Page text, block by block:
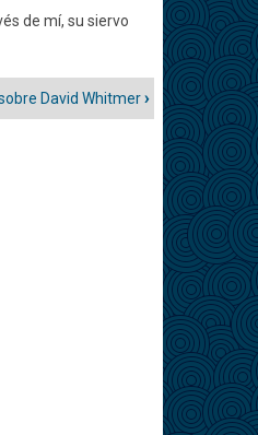
de mí, su siervo
David Whitmer›